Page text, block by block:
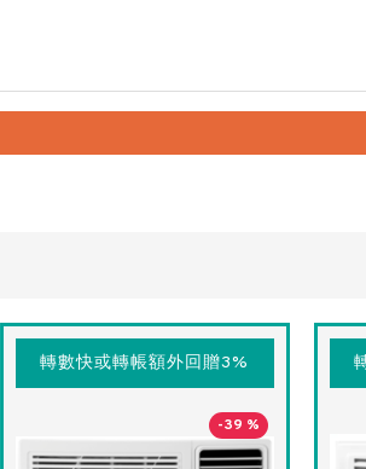
轉數快或轉帳額外回贈3%
-39 %